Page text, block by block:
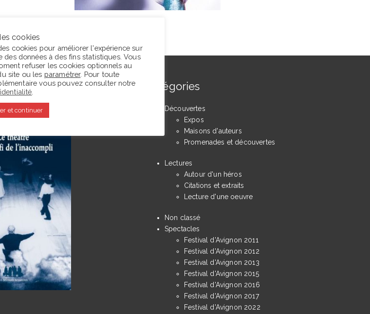
La Parafe lit : Catégories
Découvertes
Expos
Maisons d'auteurs
Promenades et découvertes
Lectures
Autour d'un héros
Citations et extraits
Lecture d'une oeuvre
Non classé
Spectacles
Festival d'Avignon 2011
Festival d'Avignon 2012
Festival d'Avignon 2013
Festival d'Avignon 2015
Festival d'Avignon 2016
Festival d'Avignon 2017
Festival d'Avignon 2022
cookies
cookies pour améliorer l'expérience sur
des données à des fins statistiques. Vous
refuser les cookies optionnels au
site ou les paramétrer. Pour toute
vous pouvez consulter notre
et continuer